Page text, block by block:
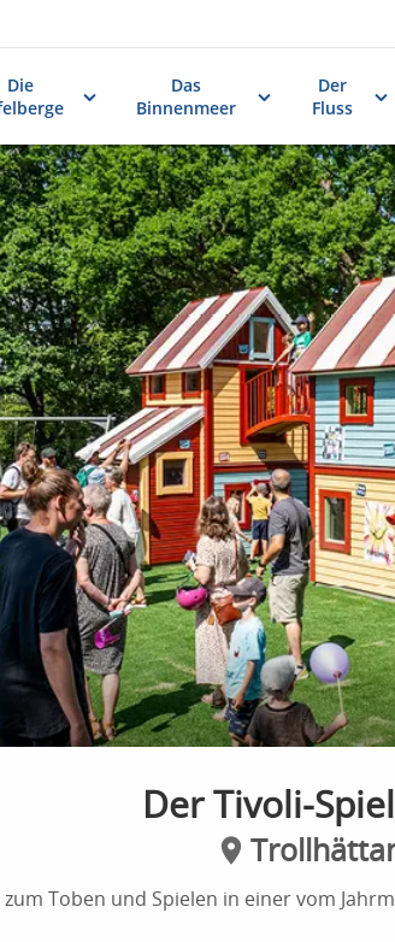
Die
Das
Binnenmeer
Der
Fluss
Der Tivoli-
zum Toben und Spielen in einer vom